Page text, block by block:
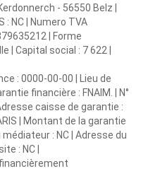
- 56550 Belz |
: NC | Numero TVA
| Forme
| Capital social : 7 622 |
: 0000-00-00 | Lieu de
financière : FNAIM. | N°
caisse de garantie :
| Montant de la garantie
: NC | Adresse du
: NC |